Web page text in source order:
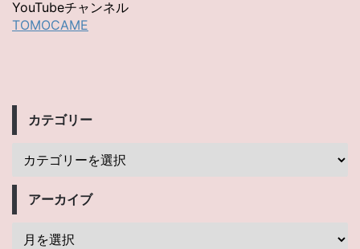
YouTubeチャンネル
TOMOCAME
カテゴリー
アーカイブ